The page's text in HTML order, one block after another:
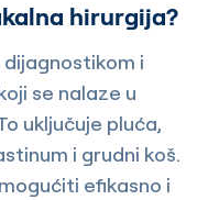
hirurgija?
i
se nalaze u
uključuje pluća,
i grudni koš.
efikasno i